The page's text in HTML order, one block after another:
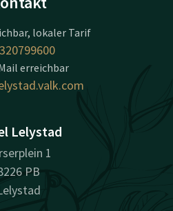
lokaler Tarif
erreichbar
Lelystad
1
PB